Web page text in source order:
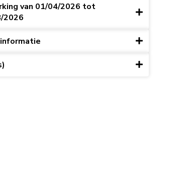
van 01/04/2026 tot
2026